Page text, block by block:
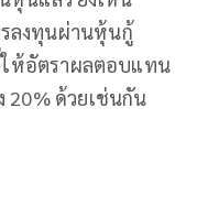
ลงทุนผ่านหุ้นกู้
ห้อัตราผลตอบแทน
20% ด้วยเช่นกัน